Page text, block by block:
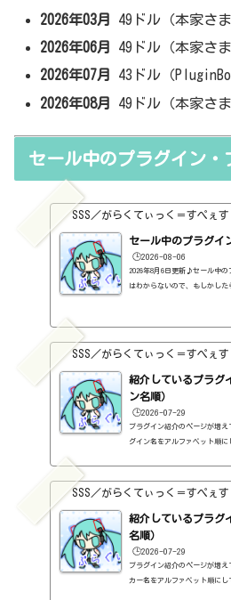
2026年03月
49ドル（本家さま
2026年06月
49ドル（本家さま
2026年07月
43ドル（
2026年08月
49ドル（本家さま
セール中のプラグイン・
SSS／がらくてぃっく＝すぺぇす
セール中のプラグイ
🕒️2026-08-06
2026年8月6日更新♪セール中
はわからないので、もしかし
（ADPTR AUDIO）定価：140
ん）SCULPT（ADPTR AUDIO
lianceさん）...
SSS／がらくてぃっく＝すぺぇす
紹介しているプラグ
ン名順）
🕒️2026-07-29
プラグイン紹介のページが増
グイン名をアルファベット
料）2B DELAYED CLASSIC（
VERBED（2B Played Music・
B Played Music・フィルター
arts・EQ・無料）40'S VERY OWN
ム...
SSS／がらくてぃっく＝すぺぇす
紹介しているプラグ
名順）
🕒️2026-07-29
プラグイン紹介のページが増
カー名をアルファベット